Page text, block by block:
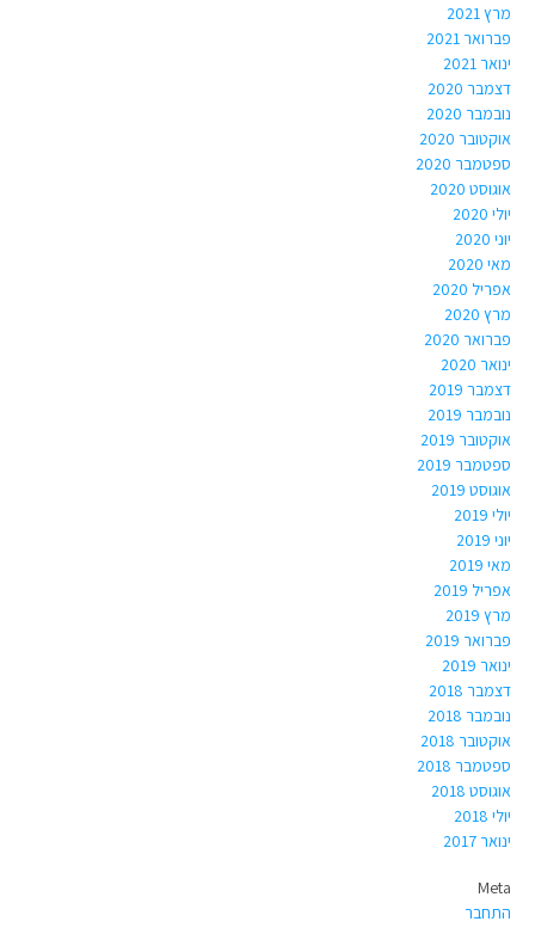
מרץ 2021
פברואר 2021
ינואר 2021
דצמבר 2020
נובמבר 2020
אוקטובר 2020
ספטמבר 2020
אוגוסט 2020
יולי 2020
יוני 2020
מאי 2020
אפריל 2020
מרץ 2020
פברואר 2020
ינואר 2020
דצמבר 2019
נובמבר 2019
אוקטובר 2019
ספטמבר 2019
אוגוסט 2019
יולי 2019
יוני 2019
מאי 2019
אפריל 2019
מרץ 2019
פברואר 2019
ינואר 2019
דצמבר 2018
נובמבר 2018
אוקטובר 2018
ספטמבר 2018
אוגוסט 2018
יולי 2018
ינואר 2017
Meta
התחבר